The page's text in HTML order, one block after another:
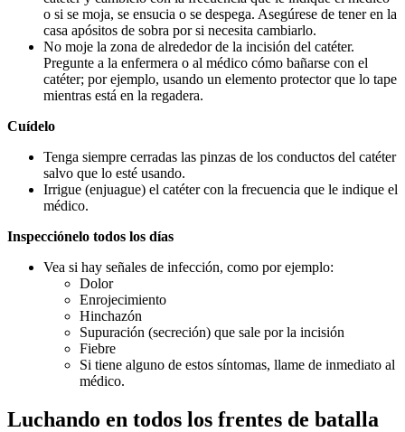
o si se moja, se ensucia o se despega. Asegúrese de tener en la
casa apósitos de sobra por si necesita cambiarlo.
No moje la zona de alrededor de la incisión del catéter.
Pregunte a la enfermera o al médico cómo bañarse con el
catéter; por ejemplo, usando un elemento protector que lo tape
mientras está en la regadera.
Cuídelo
Tenga siempre cerradas las pinzas de los conductos del catéter
salvo que lo esté usando.
Irrigue (enjuague) el catéter con la frecuencia que le indique el
médico.
Inspecciónelo todos los días
Vea si hay señales de infección, como por ejemplo:
Dolor
Enrojecimiento
Hinchazón
Supuración (secreción) que sale por la incisión
Fiebre
Si tiene alguno de estos síntomas, llame de inmediato al
médico.
Luchando en todos los frentes de batalla